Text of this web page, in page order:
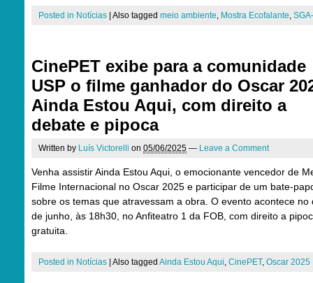
Posted in Notícias Also tagged meio ambiente, Mostra Ecofalante,
CinePET exibe para a comunidade
USP o filme ganhador do Oscar
Ainda Estou Aqui, com direito a
debate e pipoca
Written by Luís Victorelli on 05/06/2025 — Leave a Comment
Venha assistir Ainda Estou Aqui, o emocionante vencedor de
Filme Internacional no Oscar 2025 e participar de um bate-
sobre os temas que atravessam a obra. O evento acontece no
de junho, às 18h30, no Anfiteatro 1 da FOB, com direito a
gratuita.
Posted in Notícias Also tagged Ainda Estou Aqui, CinePET, Oscar 2025